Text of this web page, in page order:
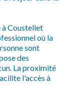
à Coustellet
où la
sont
des
La proximité
l'accès à